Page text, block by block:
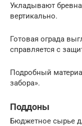
Укладывают
вертикально.
Готовая ограда
справляется с
Подробный
забора».
Поддоны
Бюджетное сырье